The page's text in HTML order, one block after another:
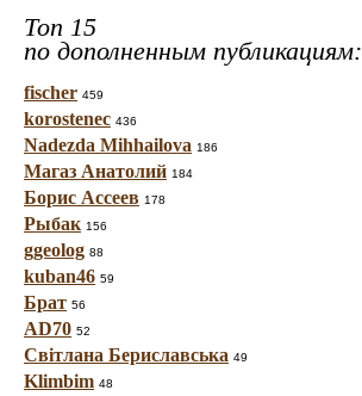
Топ 15
по дополненным публикациям:
fischer 459
korostenec 436
Nadezda Mihhailova 186
Магаз Анатолий 184
Борис Ассеев 178
Рыбак 156
ggeolog 88
kuban46 59
Брат 56
AD70 52
Світлана Бериславська 49
Klimbim 48